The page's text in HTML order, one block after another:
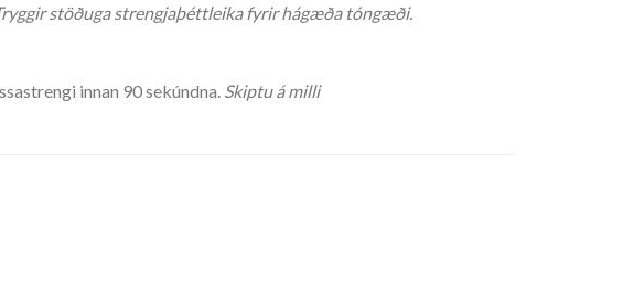
stöðuga strengjaþéttleika fyrir hágæða tóngæði.
innan 90 sekúndna. Skiptu á milli